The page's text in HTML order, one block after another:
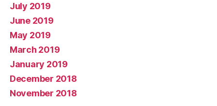
July 2019
June 2019
May 2019
March 2019
January 2019
December 2018
November 2018